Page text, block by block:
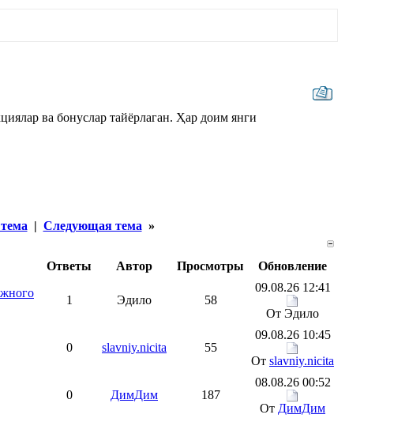
ва бонуслар тайёрлаган. Ҳар доим янги
| Следующая тема »
Ответы Автор Просмотры
Обновление
1 Эдило 58
09.08.26 12:41
От Эдило
0 slavniy.nicita 55
09.08.26 10:45
От slavniy.nicita
0 ДимДим 187
08.08.26 00:52
От ДимДим